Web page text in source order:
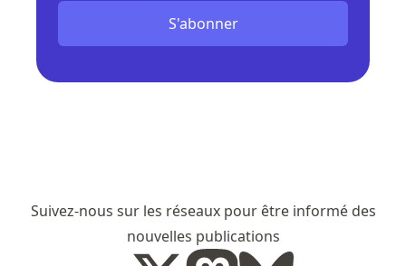
S'abonner
Suivez-nous sur les réseaux pour être informé des
nouvelles publications